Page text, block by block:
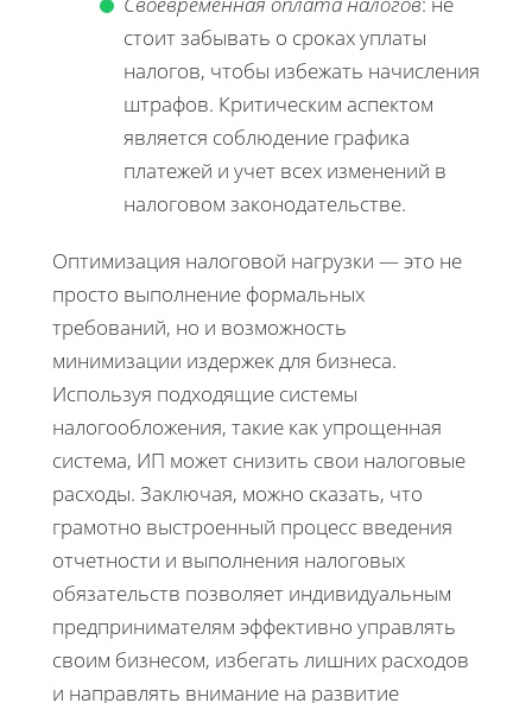
стоит забывать о сроках уплаты
налогов, чтобы избежать начисления
штрафов. Критическим аспектом
является соблюдение графика
платежей и учет всех изменений в
налоговом законодательстве.
Оптимизация налоговой нагрузки — это не
просто выполнение формальных
требований, но и возможность
минимизации издержек для бизнеса.
Используя подходящие системы
налогообложения, такие как упрощенная
система, ИП может снизить свои налоговые
расходы. Заключая, можно сказать, что
грамотно выстроенный процесс введения
отчетности и выполнения налоговых
обязательств позволяет индивидуальным
предпринимателям эффективно управлять
своим бизнесом, избегать лишних расходов
и направлять внимание на развитие